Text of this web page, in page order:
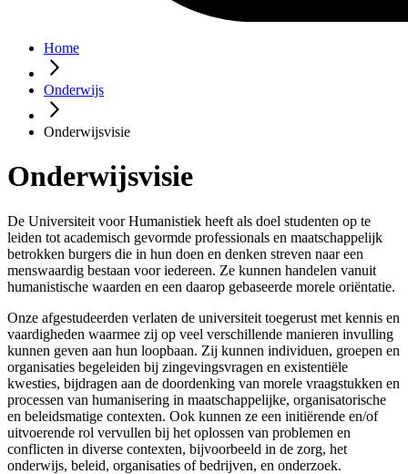
Home
Onderwijs
Onderwijsvisie
Onderwijsvisie
De Universiteit voor Humanistiek heeft als doel studenten op te
leiden tot academisch gevormde professionals en maatschappelijk
betrokken burgers die in hun doen en denken streven naar een
menswaardig bestaan voor iedereen. Ze kunnen handelen vanuit
humanistische waarden en een daarop gebaseerde morele oriëntatie.
Onze afgestudeerden verlaten de universiteit toegerust met kennis en
vaardigheden waarmee zij op veel verschillende manieren invulling
kunnen geven aan hun loopbaan. Zij kunnen individuen, groepen en
organisaties begeleiden bij zingevingsvragen en existentiële
kwesties, bijdragen aan de doordenking van morele vraagstukken en
processen van humanisering in maatschappelijke, organisatorische
en beleidsmatige contexten. Ook kunnen ze een initiërende en/of
uitvoerende rol vervullen bij het oplossen van problemen en
conflicten in diverse contexten, bijvoorbeeld in de zorg, het
onderwijs, beleid, organisaties of bedrijven, en onderzoek.